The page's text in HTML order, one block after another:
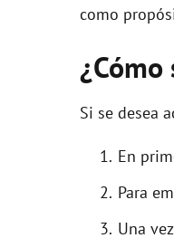
como
Si se desea
En
Para
Una